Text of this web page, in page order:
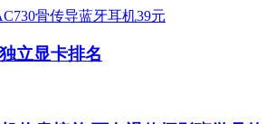
立显卡排名